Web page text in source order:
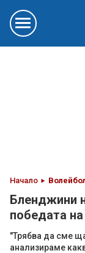
Начало
Бленджини
победата
"Трябва да сме
анализираме